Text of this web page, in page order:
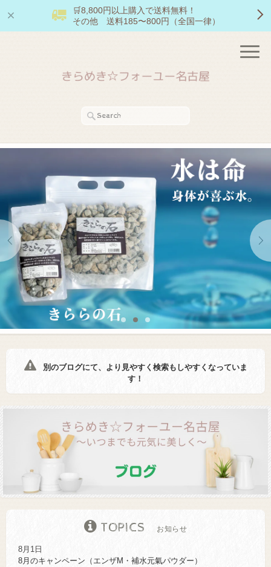
🛒8,800円以上購入で送料無料！
その他 送料185〜800円（全国一律）
別のブログにて、より見やすく検索もしやすくなっていま
す！
TOPICS お知らせ
8月1日
8月のキャンペーン（エンザM・補水元氣パウダー）